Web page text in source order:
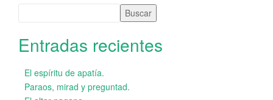
Buscar
Entradas recientes
El espíritu de apatía.
Paraos, mirad y preguntad.